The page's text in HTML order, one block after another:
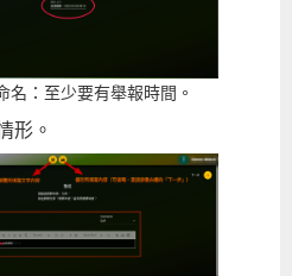
名：至少要有舉報時間。
形。